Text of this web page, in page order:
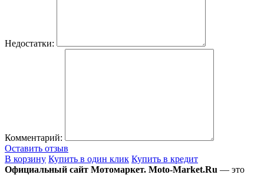
Недостатки:
Комментарий:
Оставить отзыв
В корзину Купить в один клик Купить в кредит
Официальный сайт Мотомаркет. Moto-Market.Ru — это